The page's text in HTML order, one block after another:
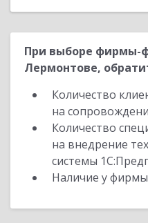
При выборе фирмы-
Лермонтове,
Количество
на
Количество
на внедрение
системы
Наличие у фирмы